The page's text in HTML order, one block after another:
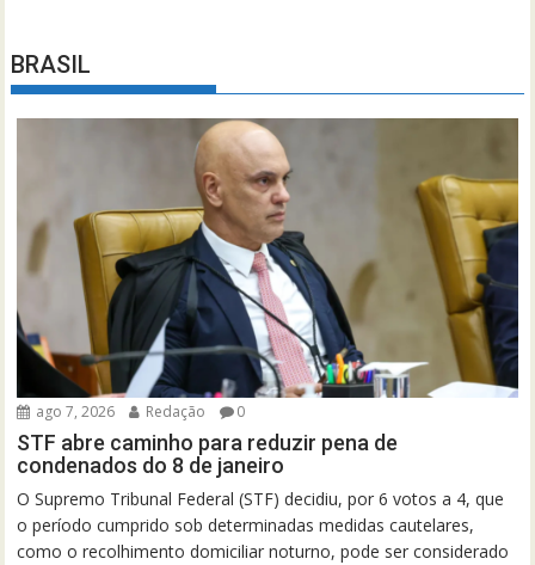
BRASIL
ago 7, 2026 Redação 0
STF abre caminho para reduzir pena de
condenados do 8 de janeiro
O Supremo Tribunal Federal (STF) decidiu, por 6 votos a 4, que
o período cumprido sob determinadas medidas cautelares,
como o recolhimento domiciliar noturno, pode ser considerado